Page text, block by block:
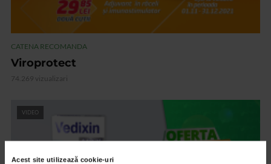
Acest site utilizează cookie-uri
CATENA RECOMANDA
Viroprotect
74.269 vizualizari
VIDEO